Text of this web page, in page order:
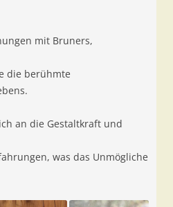
mit Bruners,
die berühmte
an die Gestaltkraft und
was das Unmögliche